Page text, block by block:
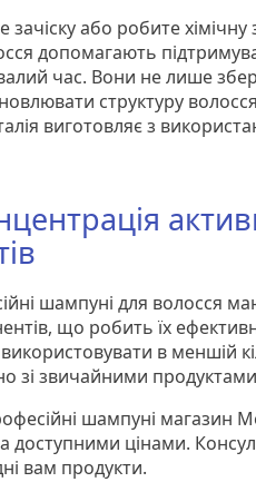
або робите хімічну
допомагають
час. Вони не лише
структуру
виготовляє з
шампуні для волосся
що робить їх
в меншій
зі звичайними
шампуні магазин
доступними цінами.
вам продукти.